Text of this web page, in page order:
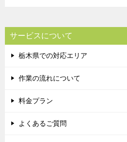
サービスについて
栃木県での対応エリア
作業の流れについて
料金プラン
よくあるご質問